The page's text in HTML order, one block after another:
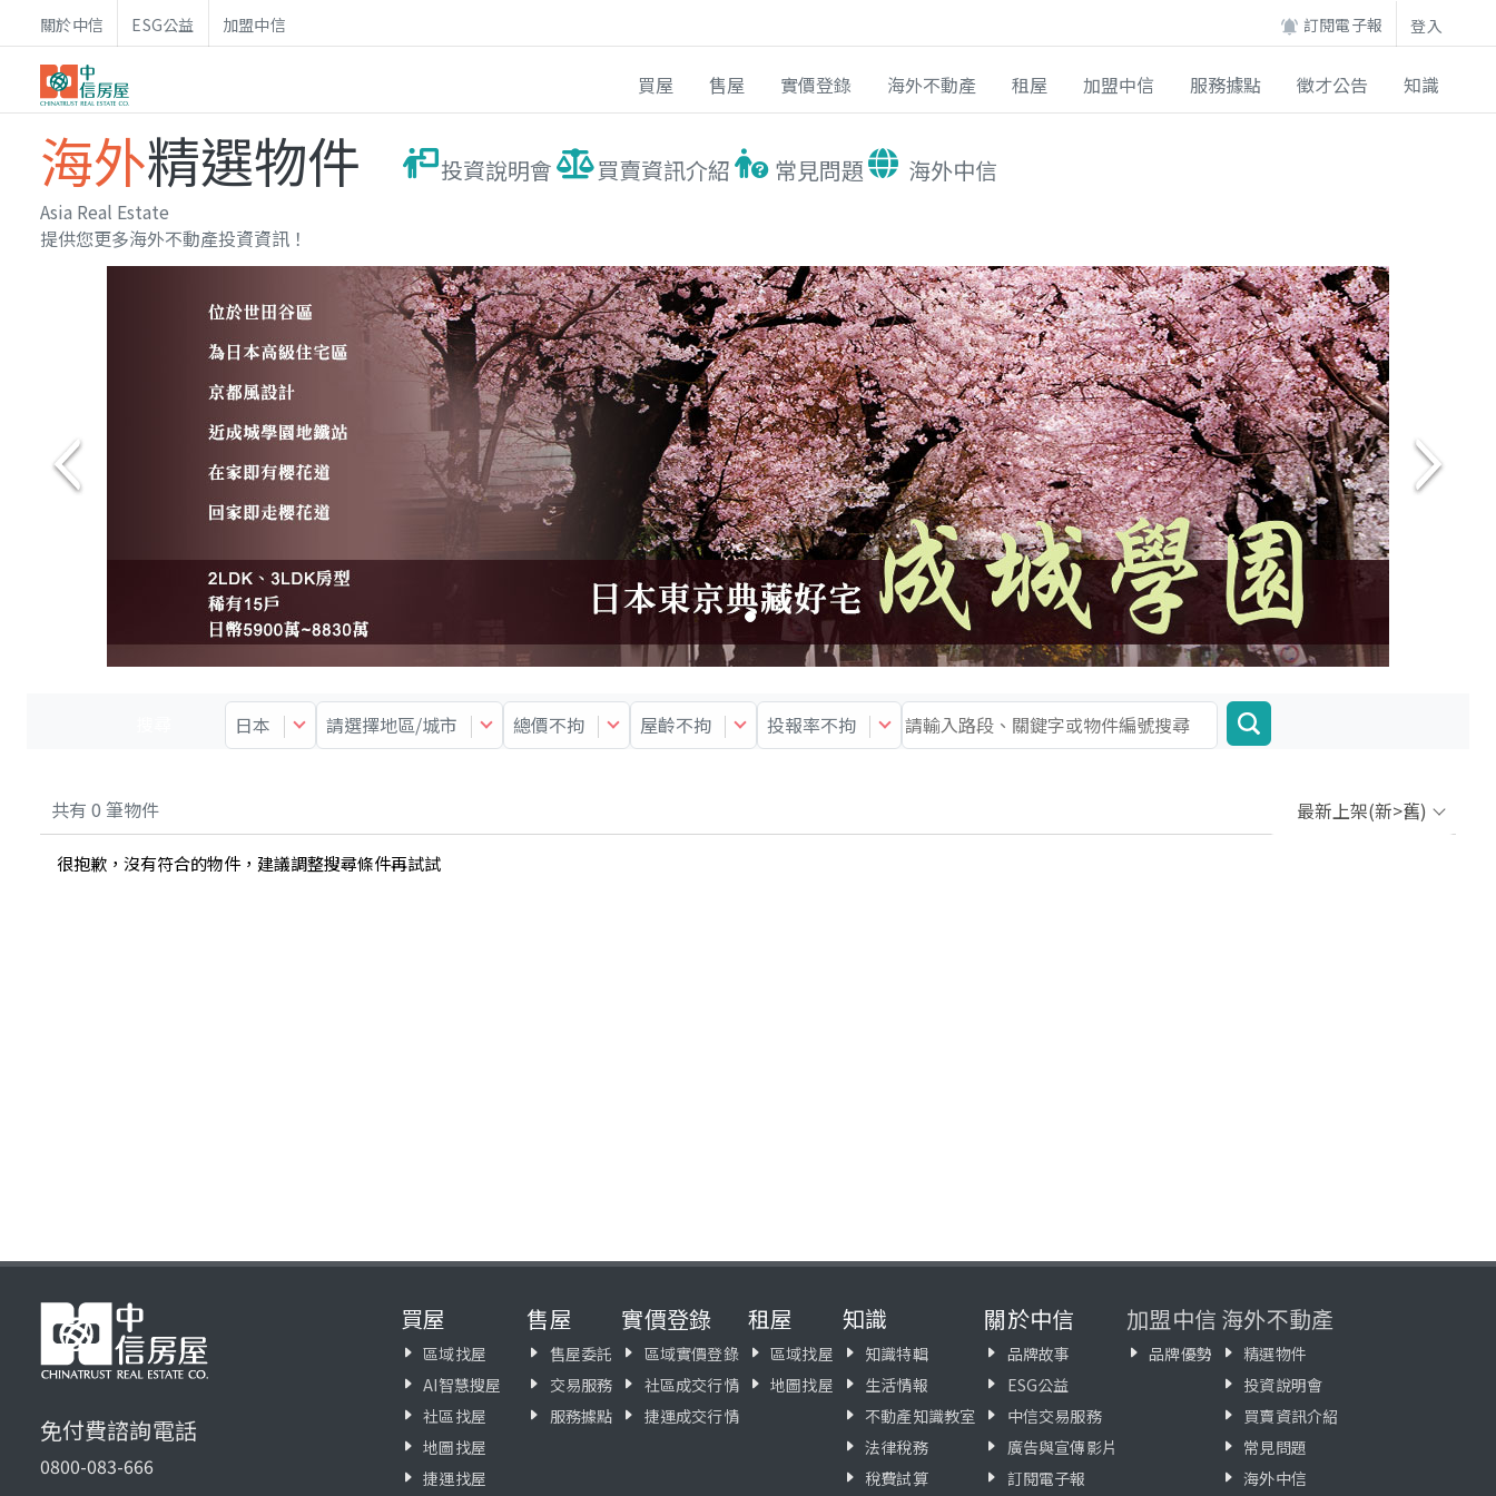
關於中信 ESG公益 加盟中信 訂閱電子報 登入
買屋 售屋 實價登錄 海外不動產 租屋 加盟中信 服務據點 徵才公告 知識
海外精選物件 投資說明會 買賣資訊介紹 常見問題 海外中信
Asia Real Estate
提供您更多海外不動產投資資訊！
日本 請選擇地區/城市 總價不拘 屋齡不拘 投報率不拘
共有 0 筆物件 最新上架(新>舊)
免付費諮詢電話
0800-083-666
買屋
區域找屋
AI智慧搜屋
社區找屋
地圖找屋
捷運找屋
售屋
售屋委託
交易服務
服務據點
實價登錄
區域實價登錄
社區成交行情
捷運成交行情
租屋
區域找屋
地圖找屋
知識
知識特輯
生活情報
不動產知識教室
法律稅務
稅費試算
關於中信
品牌故事
ESG公益
中信交易服務
廣告與宣傳影片
訂閱電子報
加盟中信
品牌優勢
海外不動產
精選物件
投資說明會
買賣資訊介紹
常見問題
海外中信